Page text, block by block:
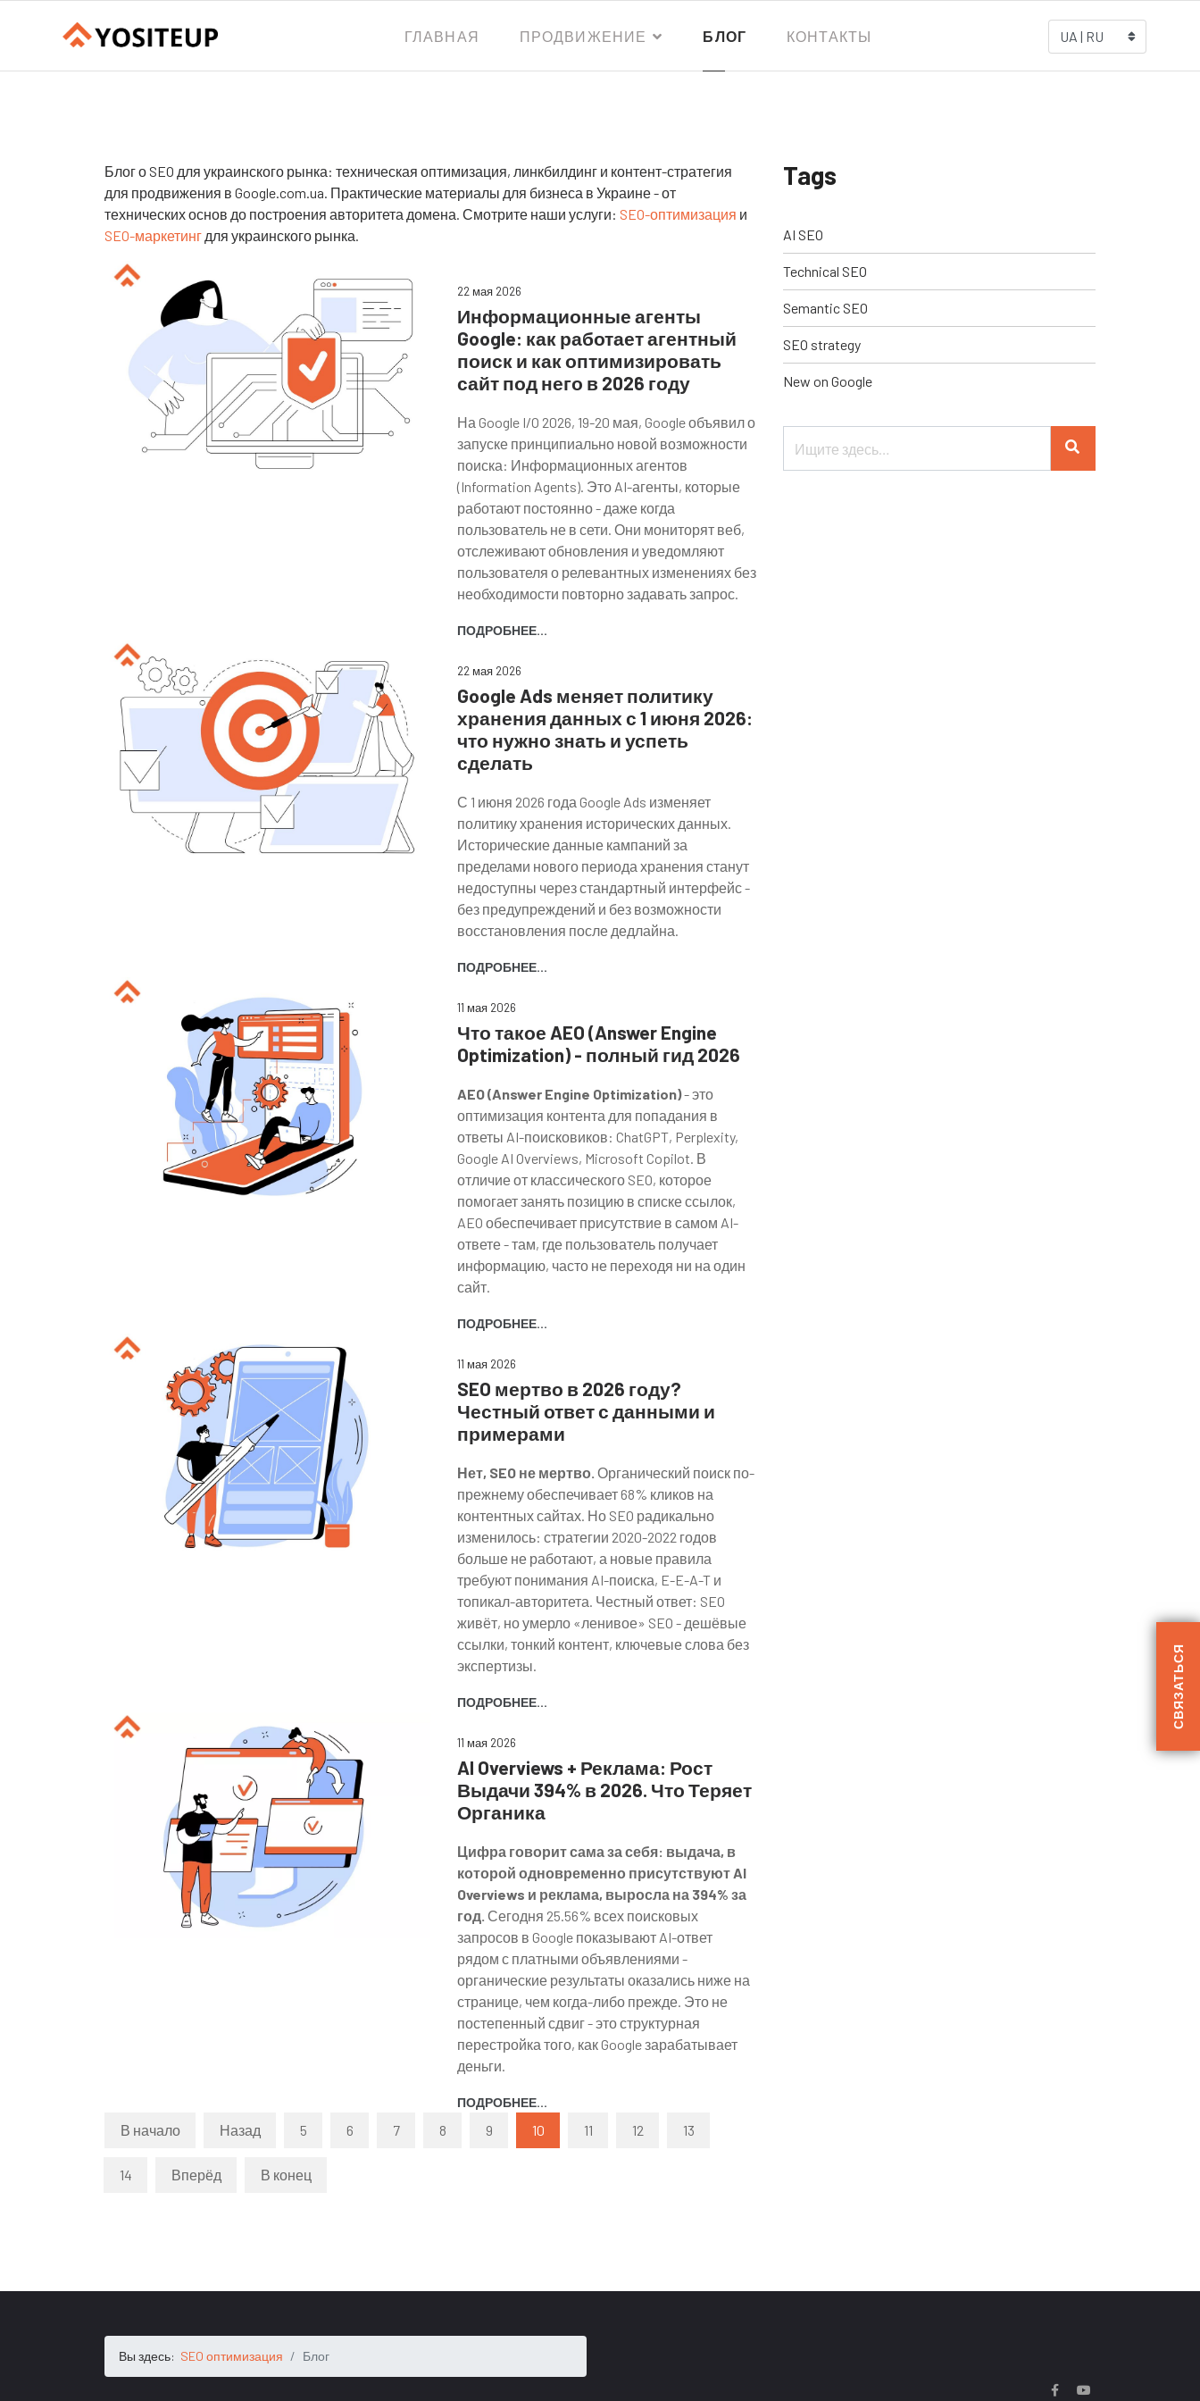
ГЛАВНАЯ ПРОДВИЖЕНИЕ БЛОГ КОНТАКТЫ UA | RU
Блог о SEO для украинского рынка: техническая оптимизация, линкбилдинг и контент-стратегия
для продвижения в Google.com.ua. Практические материалы для бизнеса в Украине - от
технических основ до построения авторитета домена. Смотрите наши услуги: SEO-оптимизация и
SEO-маркетинг для украинского рынка.
22 мая 2026
Информационные агенты
Google: как работает агентный
поиск и как оптимизировать
сайт под него в 2026 году
На Google I/O 2026, 19-20 мая, Google объявил о
запуске принципиально новой возможности
поиска: Информационных агентов
(Information Agents). Это AI-агенты, которые
работают постоянно - даже когда
пользователь не в сети. Они мониторят веб,
отслеживают обновления и уведомляют
пользователя о релевантных изменениях без
необходимости повторно задавать запрос.
ПОДРОБНЕЕ...
22 мая 2026
Google Ads меняет политику
хранения данных с 1 июня 2026:
что нужно знать и успеть
сделать
С 1 июня 2026 года Google Ads изменяет
политику хранения исторических данных.
Исторические данные кампаний за
пределами нового периода хранения станут
недоступны через стандартный интерфейс -
без предупреждений и без возможности
восстановления после дедлайна.
ПОДРОБНЕЕ...
11 мая 2026
Что такое AEO (Answer Engine
Optimization) - полный гид 2026
AEO (Answer Engine Optimization)- это
оптимизация контента для попадания в
ответы AI-поисковиков: ChatGPT, Perplexity,
Google AI Overviews, Microsoft Copilot. В
отличие от классического SEO, которое
помогает занять позицию в списке ссылок,
AEO обеспечивает присутствие в самом AI-
ответе - там, где пользователь получает
информацию, часто не переходя ни на один
сайт.
ПОДРОБНЕЕ...
11 мая 2026
SEO мертво в 2026 году?
Честный ответ с данными и
примерами
Нет, SEO не мертво. Органический поиск по-
прежнему обеспечивает 68% кликов на
контентных сайтах. Но SEO радикально
изменилось: стратегии 2020-2022 годов
больше не работают, а новые правила
требуют понимания AI-поиска, E-E-A-T и
топикал-авторитета. Честный ответ: SEO
живёт, но умерло «ленивое» SEO - дешёвые
ссылки, тонкий контент, ключевые слова без
экспертизы.
ПОДРОБНЕЕ...
11 мая 2026
AI Overviews + Реклама: Рост
Выдачи 394% в 2026. Что Теряет
Органика
Цифра говорит сама за себя: выдача, в
которой одновременно присутствуют AI
Overviews и реклама, выросла на 394% за
год. Сегодня 25.56% всех поисковых
запросов в Google показывают AI-ответ
рядом с платными объявлениями -
органические результаты оказались ниже на
странице, чем когда-либо прежде. Это не
постепенный сдвиг - это структурная
перестройка того, как Google зарабатывает
деньги.
ПОДРОБНЕЕ...
В начало Назад 5 6 7 8 9 10 11 12 13
14 Вперёд В конец
Tags
AI SEO
Technical SEO
Semantic SEO
SEO strategy
New on Google
Вы здесь: SEO оптимизация Блог
СВЯЗАТЬСЯ